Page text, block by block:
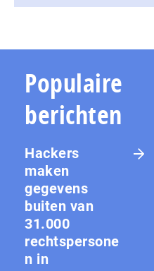
Populaire
berichten
Hackers
maken
gegevens
buiten van
31.000
rechtspersone
n in